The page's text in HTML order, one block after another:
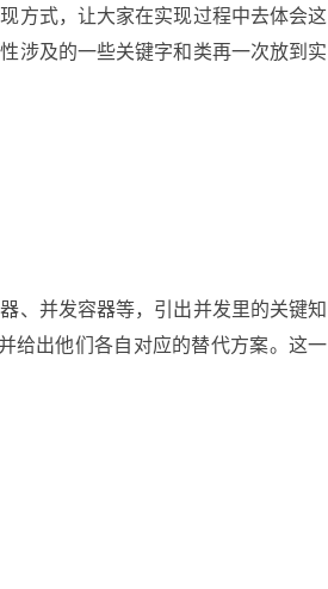
方式，让大家在实现过程中去体会这
涉及的一些关键字和类再一次放到实
、并发容器等，引出并发里的关键知
给出他们各自对应的替代方案。这一